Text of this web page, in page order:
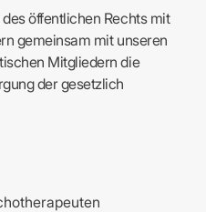
öffentlichen Rechts mit
gemeinsam mit unseren
Mitgliedern die
der gesetzlich